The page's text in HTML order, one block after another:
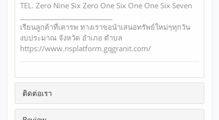
TEL. Zero Nine Six Zero One Six One One Six Seven
เรียนลูกค้าที่เคารพ ทางเราขอนำเสนอทรัพย์ใหม่ๆทุกวัน
งบประมาณ จังหวัด อำเภอ ตำบล
https://www.nsplatform.gqgranit.com/
ติดต่อเรา